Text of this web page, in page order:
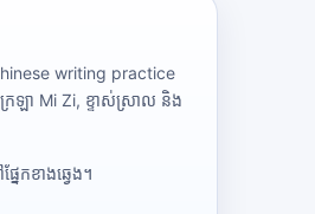
writing practice
រឡា Mi Zi, ខ្ទាស់ស្រាល និង
ែកខាងឆ្វេង។